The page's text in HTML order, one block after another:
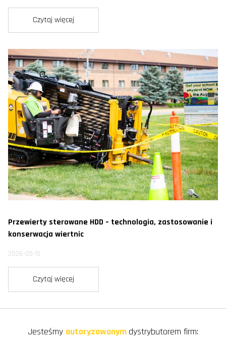
Czytaj więcej
Przewierty sterowane HDD – technologia, zastosowanie i
konserwacja wiertnic
2026-05-15
Czytaj więcej
Jesteśmy autoryzowanym dystrybutorem firm: